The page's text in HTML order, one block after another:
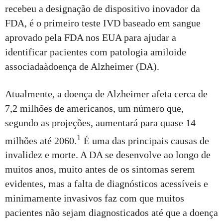
recebeu a designação de dispositivo inovador da
FDA, é o primeiro teste IVD baseado em sangue
aprovado pela FDA nos EUA para ajudar a
identificar pacientes com patologia amiloide
associadaàdoença de Alzheimer (DA).
Atualmente, a doença de Alzheimer afeta cerca de
7,2 milhões de americanos, um número que,
segundo as projeções, aumentará para quase 14
milhões até 2060. 1 É uma das principais causas de
invalidez e morte. A DA se desenvolve ao longo de
muitos anos, muito antes de os sintomas serem
evidentes, mas a falta de diagnósticos acessíveis e
minimamente invasivos faz com que muitos
pacientes não sejam diagnosticados até que a doença